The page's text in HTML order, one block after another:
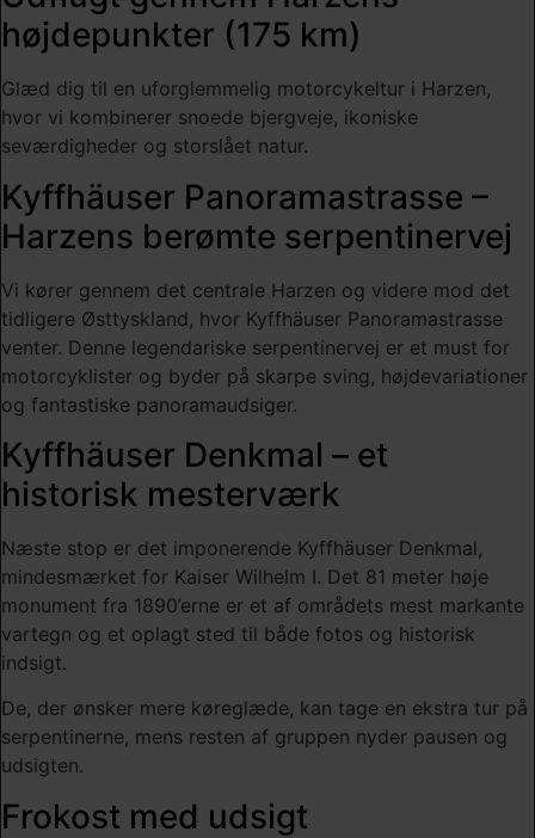
højdepunkter (175 km)
Glæd dig til en uforglemmelig motorcykeltur i Harzen,
hvor vi kombinerer snoede bjergveje, ikoniske
seværdigheder og storslået natur.
Kyffhäuser Panoramastrasse –
Harzens berømte serpentinervej
Vi kører gennem det centrale Harzen og videre mod det
tidligere Østtyskland, hvor Kyffhäuser Panoramastrasse
venter. Denne legendariske serpentinervej er et must for
motorcyklister og byder på skarpe sving, højdevariationer
og fantastiske panoramaudsiger.
Kyffhäuser Denkmal – et
historisk mesterværk
Næste stop er det imponerende Kyffhäuser Denkmal,
mindesmærket for Kaiser Wilhelm I. Det 81 meter høje
monument fra 1890’erne er et af områdets mest markante
vartegn og et oplagt sted til både fotos og historisk
indsigt.
De, der ønsker mere køreglæde, kan tage en ekstra tur på
serpentinerne, mens resten af gruppen nyder pausen og
udsigten.
Frokost med udsigt